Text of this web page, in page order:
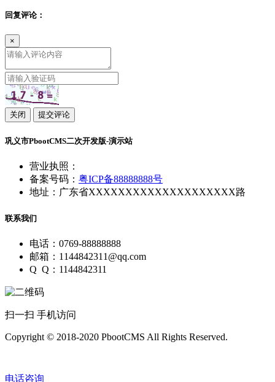
回复评论：
×
关闭 提交评论
巩义市PbootCMS二次开发版-演示站
营业执照：
备案号码： 粤ICP备88888888号
地址：广东省XXXXXXXXXXXXXXXXXXXX路
联系我们
电话：0769-88888888
邮箱：1144842311@qq.com
Q Q：1144842311
扫一扫 手机访问
Copyright © 2018-2020 PbootCMS All Rights Reserved.
电话咨询